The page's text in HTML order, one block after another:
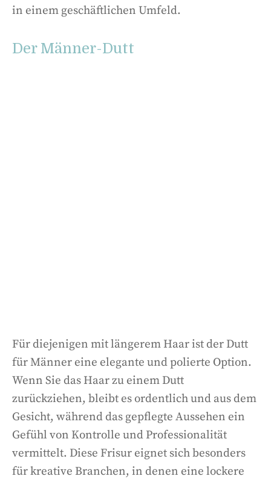
in einem geschäftlichen Umfeld.
Der Männer-Dutt
Für diejenigen mit längerem Haar ist der Dutt
für Männer eine elegante und polierte Option.
Wenn Sie das Haar zu einem Dutt
zurückziehen, bleibt es ordentlich und aus dem
Gesicht, während das gepflegte Aussehen ein
Gefühl von Kontrolle und Professionalität
vermittelt. Diese Frisur eignet sich besonders
für kreative Branchen, in denen eine lockere